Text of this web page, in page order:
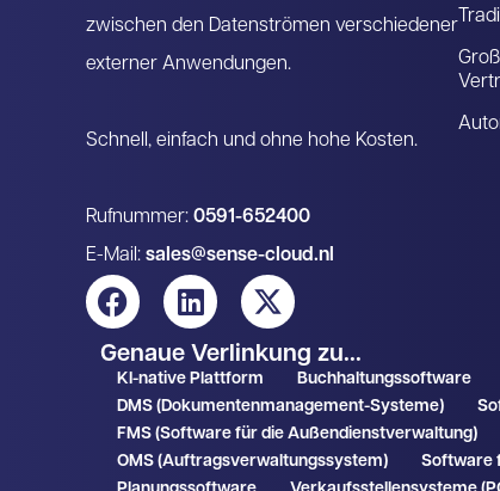
zwischen den Datenströmen verschiedener
externer Anwendungen.
Schnell, einfach und ohne hohe Kosten.
Rufnummer: 0591-652400
E-Mail: sales@sense-cloud.nl
Genaue Verlinkung zu...
KI-native Plattform Buchhaltungssoftware
DMS (Dokumentenmanagement-Systeme)
FMS (Software für die Außendienstverwaltung)
OMS (Auftragsverwaltungssystem)
Software